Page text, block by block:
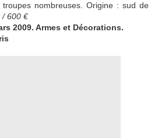
nombreuses. Origine : sud de
/ 600 €
2009. Armes et Décorations.